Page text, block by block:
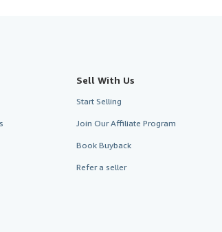
Sell With Us
Start Selling
Join Our Affiliate Program
Book Buyback
Refer a seller